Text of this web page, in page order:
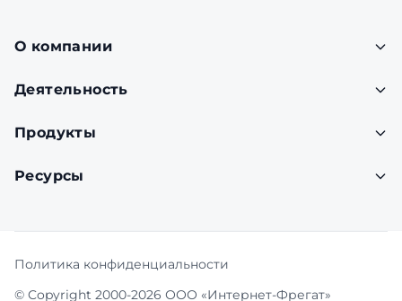
О компании
Деятельность
Продукты
Ресурсы
© Copyright 2000-2026 ООО «Интернет-Фрегат»
Политика конфиденциальности